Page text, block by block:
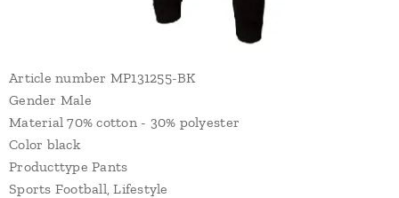
Article number MP131255-BK
Gender Male
Material 70% cotton - 30% polyester
Color black
Producttype Pants
Sports Football, Lifestyle